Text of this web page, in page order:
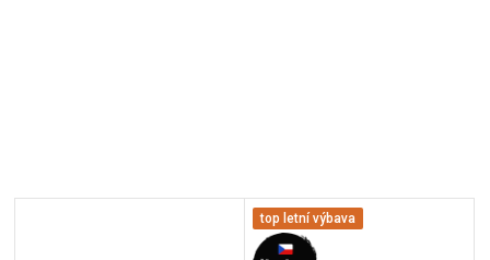
top letní výbava